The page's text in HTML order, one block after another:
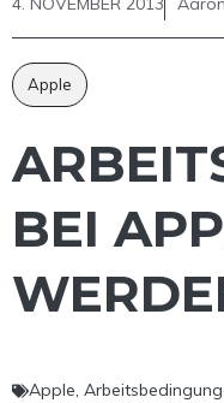
Apple
BEI
Apple,